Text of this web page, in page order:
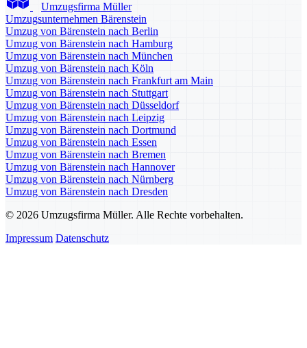
Umzugsfirma Müller
Umzugsunternehmen Bärenstein
Umzug von Bärenstein nach Berlin
Umzug von Bärenstein nach Hamburg
Umzug von Bärenstein nach München
Umzug von Bärenstein nach Köln
Umzug von Bärenstein nach Frankfurt am Main
Umzug von Bärenstein nach Stuttgart
Umzug von Bärenstein nach Düsseldorf
Umzug von Bärenstein nach Leipzig
Umzug von Bärenstein nach Dortmund
Umzug von Bärenstein nach Essen
Umzug von Bärenstein nach Bremen
Umzug von Bärenstein nach Hannover
Umzug von Bärenstein nach Nürnberg
Umzug von Bärenstein nach Dresden
© 2026 Umzugsfirma Müller. Alle Rechte vorbehalten.
Impressum Datenschutz